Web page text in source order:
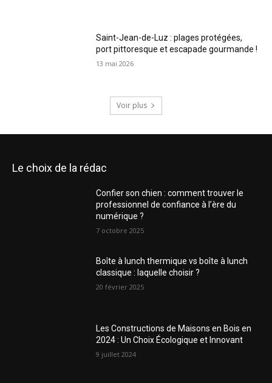
Saint-Jean-de-Luz : plages protégées,
port pittoresque et escapade gourmande !
13 mai 2026
Voir plus
Le choix de la rédac
Confier son chien : comment trouver le
professionnel de confiance à l’ère du
numérique ?
7 octobre 2025
Boîte à lunch thermique vs boîte à lunch
classique : laquelle choisir ?
20 février 2025
Les Constructions de Maisons en Bois en
2024 : Un Choix Écologique et Innovant
9 juillet 2024